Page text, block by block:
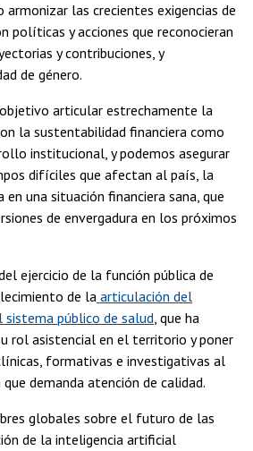
armonizar las crecientes exigencias de
políticas y acciones que reconocieran
y contribuciones, y
de género.
articular estrechamente la
la sustentabilidad financiera como
institucional, y podemos asegurar
difíciles que afectan al país, la
una situación financiera sana, que
de envergadura en los próximos
ejercicio de la función pública de
de la articulación del
sistema público de salud, que ha
rol asistencial en el territorio y poner
formativas e investigativas al
demanda atención de calidad.
globales sobre el futuro de las
de la inteligencia artificial